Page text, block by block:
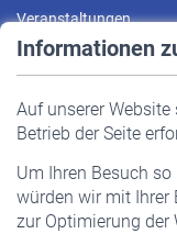
Informationen
Auf unserer
Betrieb der Seite
Um Ihren Besuch
würden wir mit Ihrer
zur Optimierung der
Veranstaltungen
Pflichtversicherung
Staatliche Förderung
Veranstaltungen